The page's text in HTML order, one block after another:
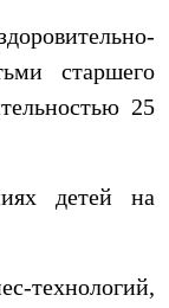
старшего
25
детей на
технологий,